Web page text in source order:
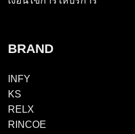
BRAND
INFY
KS
RELX
RINCOE